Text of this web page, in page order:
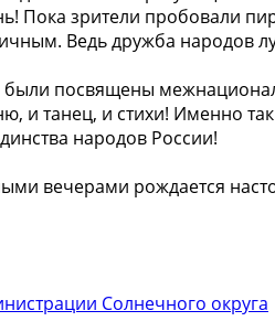
Пока зрители пробовали
Ведь дружба народов
посвящены
и танец, и стихи! Именно
народов России!
вечерами рождается
Солнечного округа